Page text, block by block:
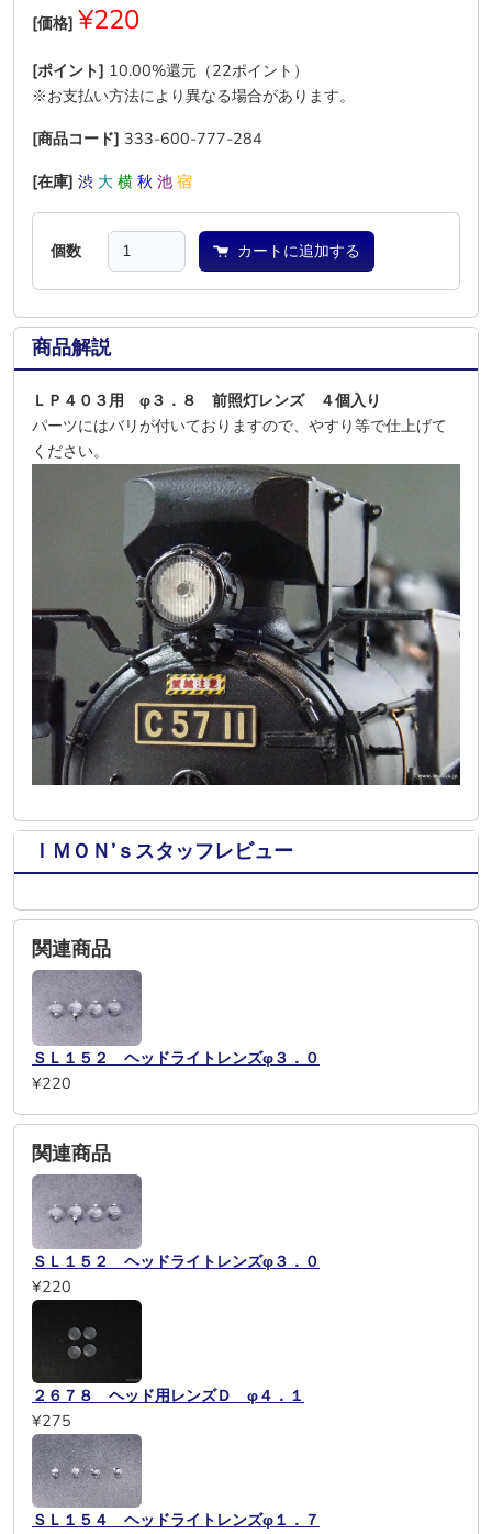
[価格] ¥220
[ポイント] 10.00%還元（22ポイント）
※お支払い方法により異なる場合があります。
[商品コード] 333-600-777-284
[在庫] 渋 大 横 秋 池 宿
個数 カートに追加する
商品解説
ＬＰ４０３用 φ３．８ 前照灯レンズ ４個入り
パーツにはバリが付いておりますので、やすり等で仕上げて
ください。
ＩＭＯＮ’ｓスタッフレビュー
関連商品
ＳＬ１５２ ヘッドライトレンズφ３．０
¥220
関連商品
ＳＬ１５２ ヘッドライトレンズφ３．０
¥220
２６７８ ヘッド用レンズＤ φ４．１
¥275
ＳＬ１５４ ヘッドライトレンズφ１．７